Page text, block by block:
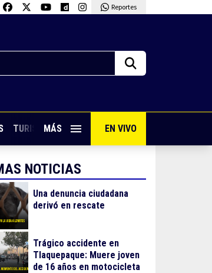
Reportes
TURISMO CON SABOR VIVE PUERTO VALLARTA
MÁS EN VIVO
NOTICIAS
Una denuncia ciudadana
derivó en rescate
Trágico accidente en
Tlaquepaque: Muere joven
de 16 años en motocicleta